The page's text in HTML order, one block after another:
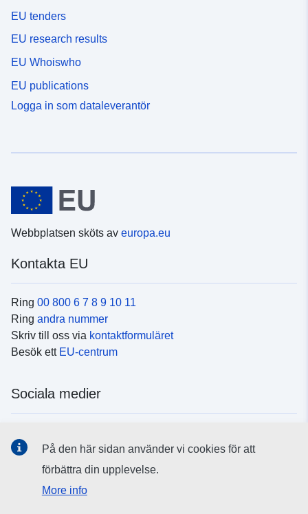
EU tenders
EU research results
EU Whoiswho
EU publications
Logga in som dataleverantör
Webbplatsen sköts av europa.eu
Kontakta EU
Ring 00 800 6 7 8 9 10 11
Ring andra nummer
Skriv till oss via kontaktformuläret
Besök ett EU-centrum
Sociala medier
EU:s institutioner och organ
På den här sidan använder vi cookies för att
förbättra din upplevelse.
More info